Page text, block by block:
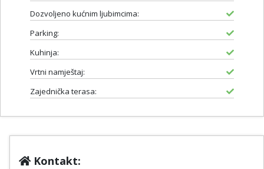
Dozvoljeno kućnim ljubimcima:
Parking:
Kuhinja:
Vrtni namještaj:
Zajednička terasa:
Kontakt: